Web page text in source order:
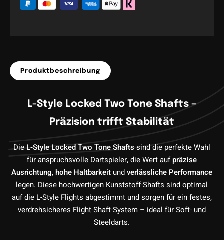
Produktbeschreibung
L-Style Locked Two Tone Shafts –
Präzision trifft Stabilität
DieL-Style Locked Two Tone Shaftssind die perfekte Wahl
für anspruchsvolle Dartspieler, die Wert aufpräzise
Ausrichtung,hohe Haltbarkeit undverlässliche Performance
legen. Diese hochwertigen Kunststoff-Shafts sind optimal
auf die L-Style Flights abgestimmt und sorgen für ein festes,
verdrehsicheres Flight-Shaft-System – ideal für Soft- und
Steeldarts.